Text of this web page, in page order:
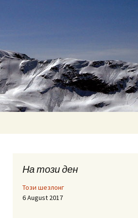
На този ден
Този шезлонг
6 August 2017